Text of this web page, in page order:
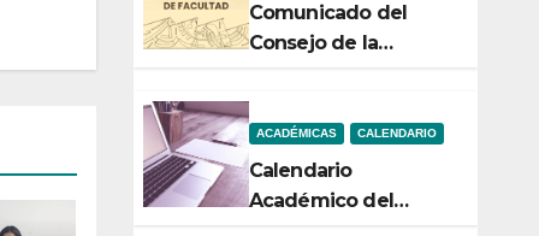
Comunicado del
Consejo de la
ACADÉMICAS CALENDARIO
Calendario
Académico del